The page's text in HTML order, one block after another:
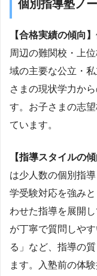
個別指導塾ノ
【合格実績の傾向】
周辺の難関校・上
域の主要な公立・
さまの現状学力か
す。お子さまの志
ています。
【指導スタイルの傾
は少人数の個別指
学受験対応を強み
わせた指導を展開
が丁寧で質問しや
る」など、指導の
ます。入塾前の体